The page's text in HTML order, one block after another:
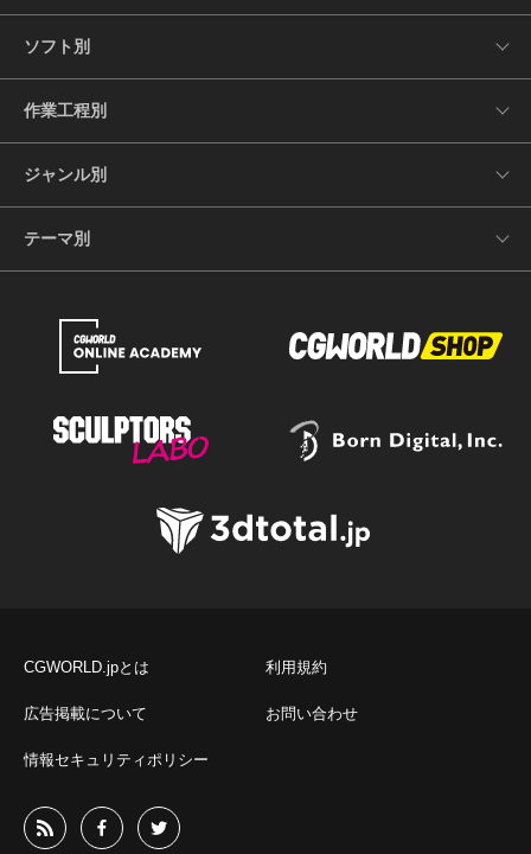
ソフト別
作業工程別
ジャンル別
テーマ別
CGWORLD.jpとは 利用規約
広告掲載について お問い合わせ
情報セキュリティポリシー